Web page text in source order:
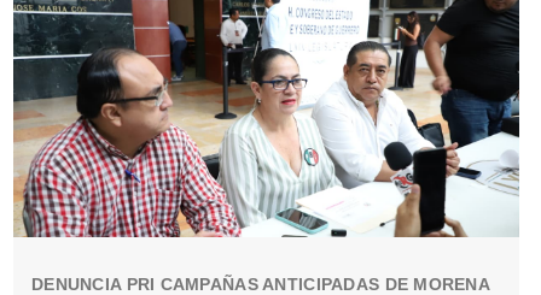
DENUNCIA PRI CAMPAÑAS ANTICIPADAS DE MORENA